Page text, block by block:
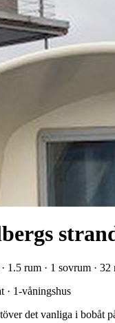
1.5 rum · 1 sovrum · 32
· 1-våningshus
det vanliga i bobåt